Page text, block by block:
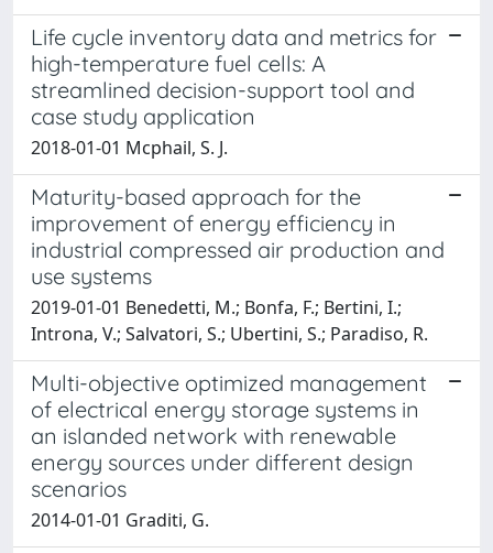
Life cycle inventory data and metrics for
high-temperature fuel cells: A
streamlined decision-support tool and
case study application
2018-01-01 Mcphail, S. J.
Maturity-based approach for the
improvement of energy efficiency in
industrial compressed air production and
use systems
2019-01-01 Benedetti, M.; Bonfa, F.; Bertini, I.;
Introna, V.; Salvatori, S.; Ubertini, S.; Paradiso, R.
Multi-objective optimized management
of electrical energy storage systems in
an islanded network with renewable
energy sources under different design
scenarios
2014-01-01 Graditi, G.